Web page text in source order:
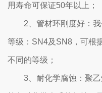
用寿命可保证50年以上；
2、管材环刚度好：
等级：SN4及SN8，可根
不同的等级；
3、耐化学腐蚀：聚